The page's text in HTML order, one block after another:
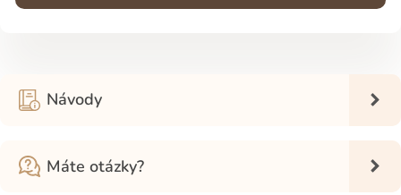
Návody
Máte otázky?